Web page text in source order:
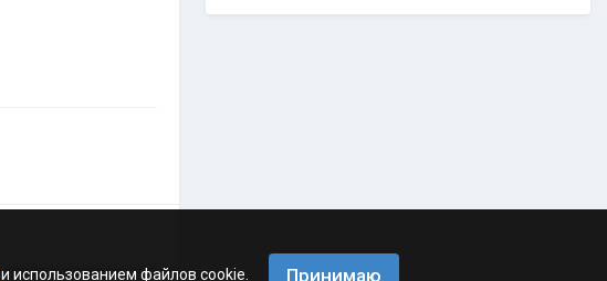
и использованием файлов cookie. Принимаю